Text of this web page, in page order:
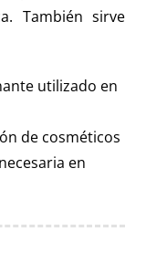
También sirve
utilizado en
de cosméticos
en